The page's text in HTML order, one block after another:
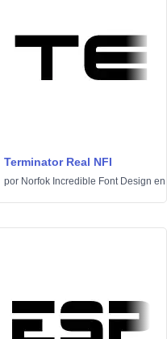
Terminator Real NFI
por Norfok Incredible Font Design en